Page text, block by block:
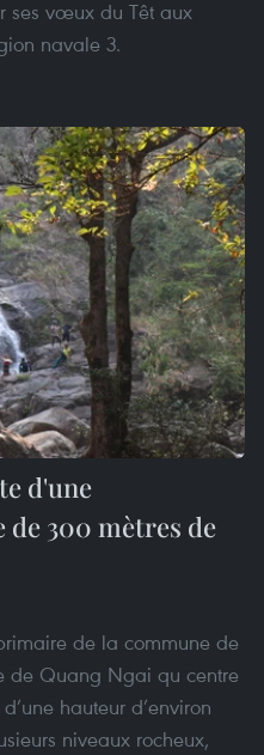
ses vœux du Têt aux
navale 3.
d'une
de 300 mètres de
de la commune de
de Quang Ngai qu centre
hauteur d’environ
niveaux rocheux,